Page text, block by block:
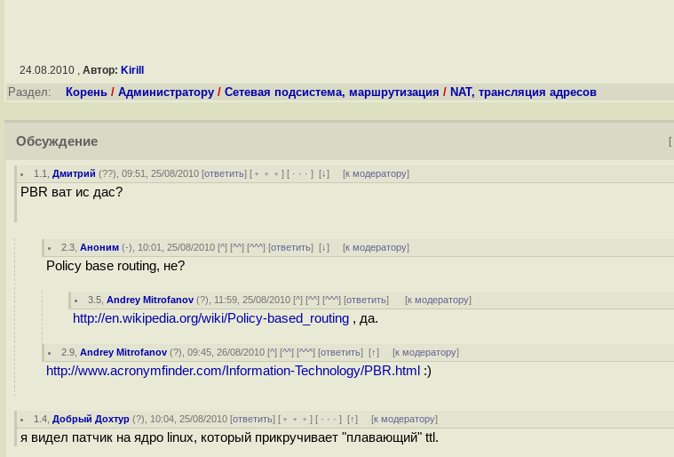
24.08.2010 , Автор: Kirill
Раздел: Корень / Администратору / Сетевая подсистема, маршрутизация / NAT, трансляция адресов
Обсуждение [
1.1 ,Дмитрий (??), 09:51, 25/08/2010 [ответить] [ ﹢﹢﹢] [ · · ·][↓] [к модератору]
PBR ват ис дас?
2.3 ,Аноним (-), 10:01, 25/08/2010 [^] [^^] [^^^] [ответить][↓] [к модератору]
Policy base routing, не?
3.5 ,Andrey Mitrofanov (?), 11:59, 25/08/2010 [^] [^^] [^^^] [ответить] [к модератору]
http://en.wikipedia.org/wiki/Policy-based_routing , да.
2.9 ,Andrey Mitrofanov (?), 09:45, 26/08/2010 [^] [^^] [^^^] [ответить][↑] [к модератору]
http://www.acronymfinder.com/Information-Technology/PBR.html :)
1.4 ,Добрый Дохтур (?), 10:04, 25/08/2010 [ответить] [ ﹢﹢﹢] [ · · ·][↑] [к модератору]
я видел патчик на ядро linux, который прикручивает "плавающий" ttl.